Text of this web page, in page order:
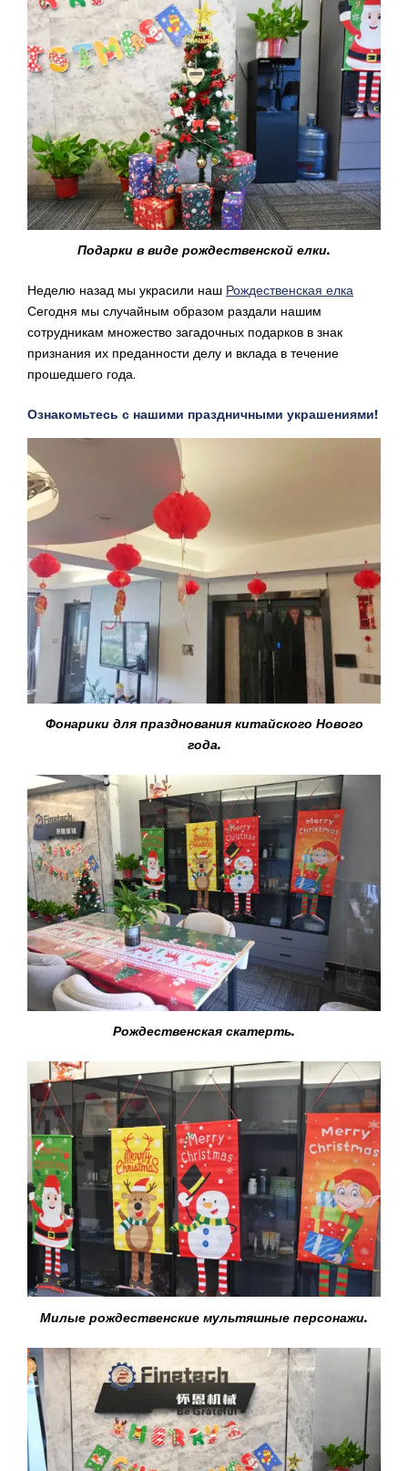
Подарки в виде рождественской елки.
Неделю назад мы украсили наш Рождественская елка
Сегодня мы случайным образом раздали нашим
сотрудникам множество загадочных подарков в знак
признания их преданности делу и вклада в течение
прошедшего года.
Ознакомьтесь с нашими праздничными украшениями!
Фонарики для празднования китайского Нового
года.
Рождественская скатерть.
Милые рождественские мультяшные персонажи.